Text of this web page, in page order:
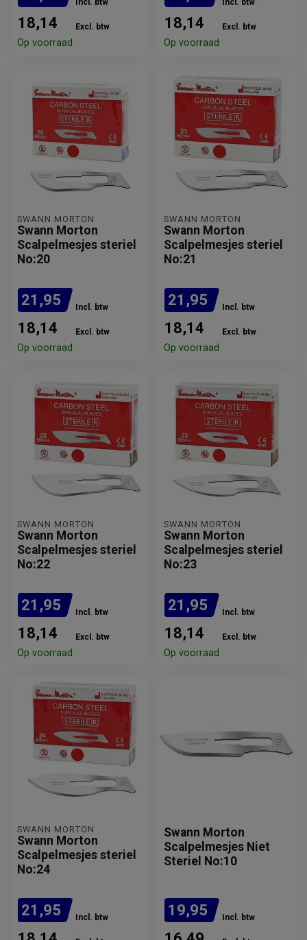
Incl. btw
18,14 Excl. btw
Op voorraad
Incl. btw
18,14 Excl. btw
Op voorraad
SWANN MORTON
Swann Morton
Scalpelmesjes steriel
No:20
21,95 Incl. btw
18,14 Excl. btw
Op voorraad
SWANN MORTON
Swann Morton
Scalpelmesjes steriel
No:21
21,95 Incl. btw
18,14 Excl. btw
Op voorraad
SWANN MORTON
Swann Morton
Scalpelmesjes steriel
No:22
21,95 Incl. btw
18,14 Excl. btw
Op voorraad
SWANN MORTON
Swann Morton
Scalpelmesjes steriel
No:23
21,95 Incl. btw
18,14 Excl. btw
Op voorraad
SWANN MORTON
Swann Morton
Scalpelmesjes steriel
No:24
21,95 Incl. btw
Swann Morton
Scalpelmesjes Niet
Steriel No:10
19,95 Incl. btw